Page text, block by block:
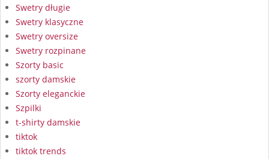
Swetry długie
Swetry klasyczne
Swetry oversize
Swetry rozpinane
Szorty basic
szorty damskie
Szorty eleganckie
Szpilki
t-shirty damskie
tiktok
tiktok trends